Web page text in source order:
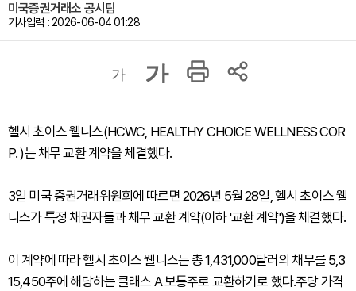
미국증권거래소 공시팀
기사입력 : 2026-06-04 01:28
가 가
헬시 초이스 웰니스(HCWC, HEALTHY CHOICE WELLNESS COR
P. )는 채무 교환 계약을 체결했다.
3일 미국 증권거래위원회에 따르면 2026년 5월 28일, 헬시 초이스 웰
니스가 특정 채권자들과 채무 교환 계약(이하 '교환 계약')을 체결했다.
이 계약에 따라 헬시 초이스 웰니스는 총 1,431,000달러의 채무를 5,3
15,450주에 해당하는 클래스 A 보통주로 교환하기로 했다.주당 가격